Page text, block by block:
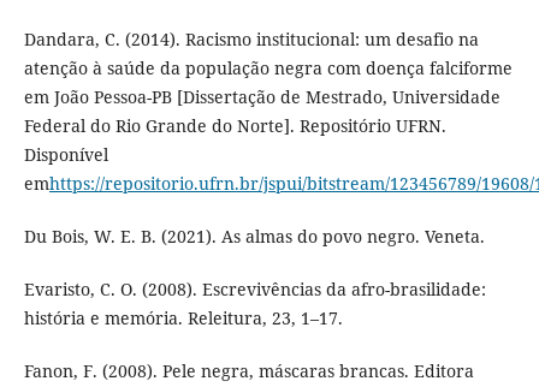
Dandara, C. (2014). Racismo institucional: um desafio na
atenção à saúde da população negra com doença falciforme
em João Pessoa-PB [Dissertação de Mestrado, Universidade
Federal do Rio Grande do Norte]. Repositório UFRN.
Disponível
emhttps://repositorio.ufrn.br/jspui/bitstream/123456789/19608/
Du Bois, W. E. B. (2021). As almas do povo negro. Veneta.
Evaristo, C. O. (2008). Escrevivências da afro-brasilidade:
história e memória. Releitura, 23, 1–17.
Fanon, F. (2008). Pele negra, máscaras brancas. Editora